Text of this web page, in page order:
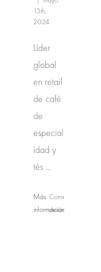
13th,
2024
Líder
global
en retail
de café
de
especial
idad y
tés ...
Más
información
Comentarios
desactivados